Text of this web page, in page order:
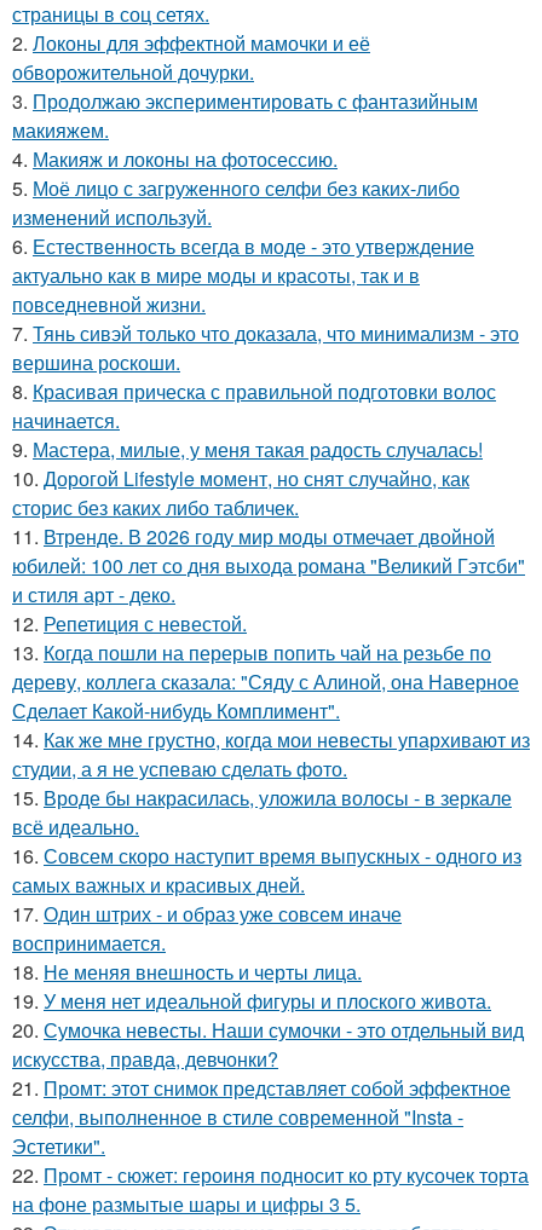
страницы в соц сетях.
2. Локоны для эффектной мамочки и её
обворожительной дочурки.
3. Продолжаю экспериментировать с фантазийным
макияжем.
4. Макияж и локоны на фотосессию.
5. Моё лицо с загруженного селфи без каких-либо
изменений используй.
6. Естественность всегда в моде - это утверждение
актуально как в мире моды и красоты, так и в
повседневной жизни.
7. Тянь сивэй только что доказала, что минимализм - это
вершина роскоши.
8. Красивая прическа с правильной подготовки волос
начинается.
9. Мастера, милые, у меня такая радость случалась!
10. Дорогой Lifestyle момент, но снят случайно, как
сторис без каких либо табличек.
11. Втренде. В 2026 году мир моды отмечает двойной
юбилей: 100 лет со дня выхода романа "Великий Гэтсби"
и стиля арт - деко.
12. Репетиция с невестой.
13. Когда пошли на перерыв попить чай на резьбе по
дереву, коллега сказала: "Сяду с Алиной, она Наверное
Сделает Какой-нибудь Комплимент".
14. Как же мне грустно, когда мои невесты упархивают из
студии, а я не успеваю сделать фото.
15. Вроде бы накрасилась, уложила волосы - в зеркале
всё идеально.
16. Совсем скоро наступит время выпускных - одного из
самых важных и красивых дней.
17. Один штрих - и образ уже совсем иначе
воспринимается.
18. Не меняя внешность и черты лица.
19. У меня нет идеальной фигуры и плоского живота.
20. Сумочка невесты. Наши сумочки - это отдельный вид
искусства, правда, девчонки?
21. Промт: этот снимок представляет собой эффектное
селфи, выполненное в стиле современной "Insta -
Эстетики".
22. Промт - сюжет: героиня подносит ко рту кусочек торта
на фоне размытые шары и цифры 3 5.